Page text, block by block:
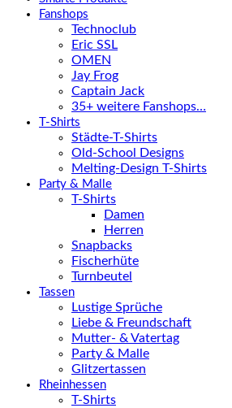
Fanshops
Technoclub
Eric SSL
OMEN
Jay Frog
Captain Jack
35+ weitere Fanshops…
T-Shirts
Städte-T-Shirts
Old-School Designs
Melting-Design T-Shirts
Party & Malle
T-Shirts
Damen
Herren
Snapbacks
Fischerhüte
Turnbeutel
Tassen
Lustige Sprüche
Liebe & Freundschaft
Mutter- & Vatertag
Party & Malle
Glitzertassen
Rheinhessen
T-Shirts